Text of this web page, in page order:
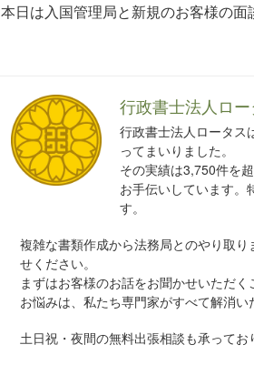
本日は入国管理局と新規のお客様の
行政書士法人ロー
行政書士法人ロータス
ってまいりました。
その実績は3,750件を
お手伝いしています。
す。
複雑な書類作成から法務局とのやり取
せください。
まずはお客様のお話をお聞かせいただ
お悩みは、私たち専門家がすべて解消い
土日祝・夜間の無料出張相談も承ってお